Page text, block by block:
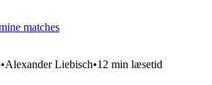
matches
•Alexander Liebisch•12 min læsetid